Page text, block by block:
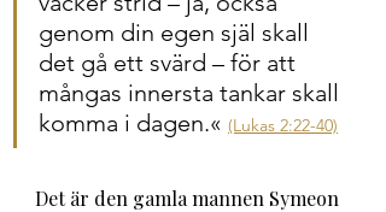
genom din egen själ skall
det gå ett svärd – för att
mångas innersta tankar skall
komma i dagen.« (Lukas 2:22-40)
Det är den gamla mannen Symeon